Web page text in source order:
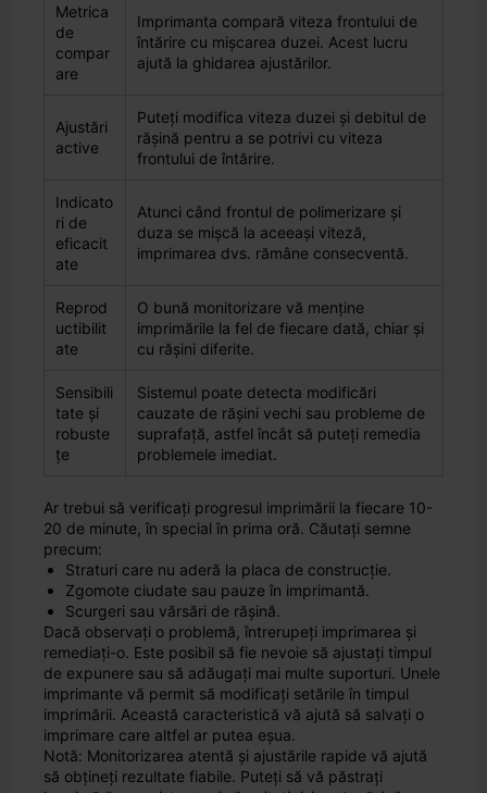
Metrica
de
compar
are
Imprimanta compară viteza frontului de
întărire cu mișcarea duzei. Acest lucru
ajută la ghidarea ajustărilor.
Ajustări
active
Puteți modifica viteza duzei și debitul de
rășină pentru a se potrivi cu viteza
frontului de întărire.
Indicato
ri de
eficacit
ate
Atunci când frontul de polimerizare și
duza se mișcă la aceeași viteză,
imprimarea dvs. rămâne consecventă.
Reprod
uctibilit
ate
O bună monitorizare vă menține
imprimările la fel de fiecare dată, chiar și
cu rășini diferite.
Sensibili
tate și
robuste
țe
Sistemul poate detecta modificări
cauzate de rășini vechi sau probleme de
suprafață, astfel încât să puteți remedia
problemele imediat.
Ar trebui să verificați progresul imprimării la fiecare 10-
20 de minute, în special în prima oră. Căutați semne
precum:
Straturi care nu aderă la placa de construcție.
Zgomote ciudate sau pauze în imprimantă.
Scurgeri sau vărsări de rășină.
Dacă observați o problemă, întrerupeți imprimarea și
remediați-o. Este posibil să fie nevoie să ajustați timpul
de expunere sau să adăugați mai multe suporturi. Unele
imprimante vă permit să modificați setările în timpul
imprimării. Această caracteristică vă ajută să salvați o
imprimare care altfel ar putea eșua.
Notă: Monitorizarea atentă și ajustările rapide vă ajută
să obțineți rezultate fiabile. Puteți să vă păstrați